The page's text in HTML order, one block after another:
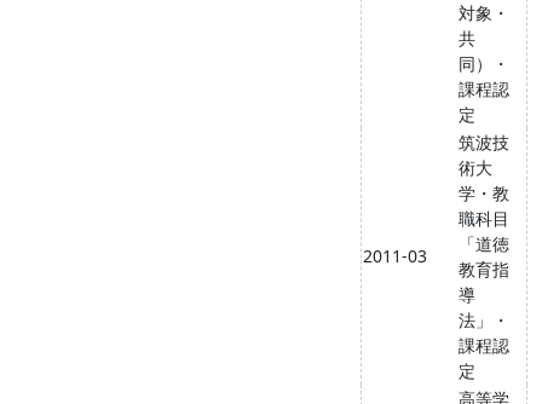
対象・
共
同）・
課程認
定
2011-03
筑波技
術大
学・教
職科目
「道徳
教育指
導
法」・
課程認
定
高等学